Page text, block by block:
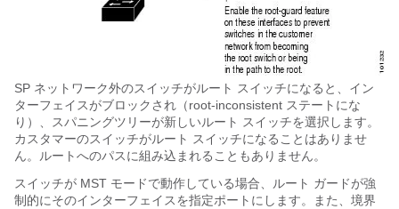
SP ネットワーク外のスイッチがルート スイッチになると、イン
ターフェイスがブロックされ（root-inconsistent ステートにな
り）、スパニングツリーが新しいルート スイッチを選択します。
カスタマーのスイッチがルート スイッチになることはありませ
ん。ルートへのパスに組み込まれることもありません。
スイッチが MST モードで動作している場合、ルート ガードが強
制的にそのインターフェイスを指定ポートにします。また、境界